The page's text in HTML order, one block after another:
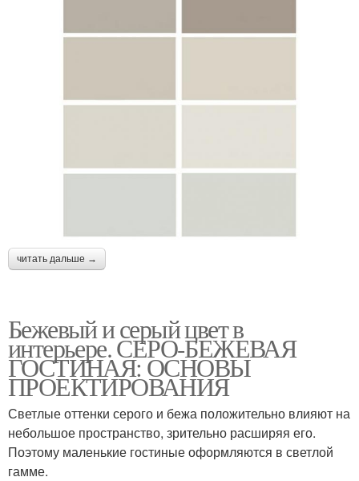
читать дальше →
Бежевый и серый цвет в
интерьере. СЕРО-БЕЖЕВАЯ
ГОСТИНАЯ: ОСНОВЫ
ПРОЕКТИРОВАНИЯ
Светлые оттенки серого и бежа положительно влияют на
небольшое пространство, зрительно расширяя его.
Поэтому маленькие гостиные оформляются в светлой
гамме.